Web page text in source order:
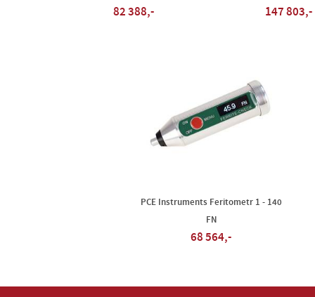
82 388,- 147 803,-
PCE Instruments Feritometr 1 - 140
FN
68 564,-